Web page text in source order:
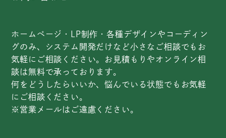
ホームページ・LP制作・各種デザインやコーディン
グのみ、システム開発だけなど小さなご相談でもお
気軽にご相談ください。お見積もりやオンライン相
談は無料で承っております。
何をどうしたらいいか、悩んでいる状態でもお気軽
にご相談ください。
※営業メールはご遠慮ください。